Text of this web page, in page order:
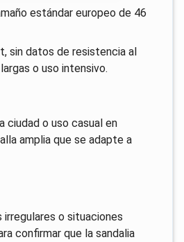
estándar europeo de 46
sin datos de resistencia al
o uso intensivo.
ciudad o uso casual en
amplia que se adapte a
o situaciones
confirmar que la sandalia